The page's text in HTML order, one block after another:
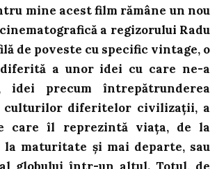
mine acest film rămâne un nou
a regizorului Radu
de poveste cu specific vintage, o
a unor idei cu care ne-a
idei precum întrepătrunderea
diferitelor civilizații, a
care îl reprezintă viața, de la
la maturitate și mai departe, sau